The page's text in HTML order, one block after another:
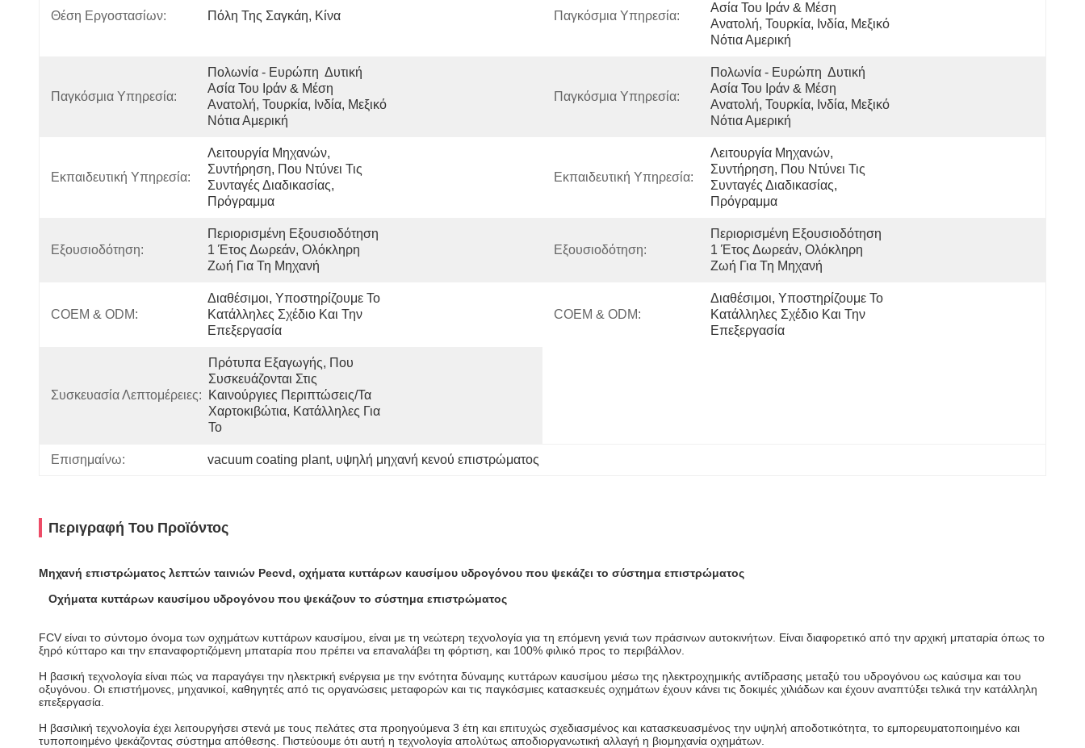
Θέση Εργοστασίων: Πόλη Της Σαγκάη, Κίνα Παγκόσμια Υπηρεσία:
Ασία Του Ιράν & Μέση
Ανατολή, Τουρκία, Ινδία, Μεξικό
Νότια Αμερική
Παγκόσμια Υπηρεσία:
Πολωνία - Ευρώπη  Δυτική
Ασία Του Ιράν & Μέση
Ανατολή, Τουρκία, Ινδία, Μεξικό
Νότια Αμερική
Παγκόσμια Υπηρεσία:
Πολωνία - Ευρώπη  Δυτική
Ασία Του Ιράν & Μέση
Ανατολή, Τουρκία, Ινδία, Μεξικό
Νότια Αμερική
Εκπαιδευτική Υπηρεσία:
Λειτουργία Μηχανών,
Συντήρηση, Που Ντύνει Τις
Συνταγές Διαδικασίας,
Πρόγραμμα
Εκπαιδευτική Υπηρεσία:
Λειτουργία Μηχανών,
Συντήρηση, Που Ντύνει Τις
Συνταγές Διαδικασίας,
Πρόγραμμα
Εξουσιοδότηση:
Περιορισμένη Εξουσιοδότηση
1 Έτος Δωρεάν, Ολόκληρη
Ζωή Για Τη Μηχανή
Εξουσιοδότηση:
Περιορισμένη Εξουσιοδότηση
1 Έτος Δωρεάν, Ολόκληρη
Ζωή Για Τη Μηχανή
COEM & ODM:
Διαθέσιμοι, Υποστηρίζουμε Το
Κατάλληλες Σχέδιο Και Την
Επεξεργασία
COEM & ODM:
Διαθέσιμοι, Υποστηρίζουμε Το
Κατάλληλες Σχέδιο Και Την
Επεξεργασία
Συσκευασία Λεπτομέρειες:
Πρότυπα Εξαγωγής, Που
Συσκευάζονται Στις
Καινούργιες Περιπτώσεις/τα
Χαρτοκιβώτια, Κατάλληλες Για
Το
Επισημαίνω: vacuum coating plant, υψηλή μηχανή κενού επιστρώματος
Περιγραφή Του Προϊόντος
Μηχανή επιστρώματος λεπτών ταινιών Pecvd, οχήματα κυττάρων καυσίμου υδρογόνου που ψεκάζει το σύστημα επιστρώματος
Οχήματα κυττάρων καυσίμου υδρογόνου που ψεκάζουν το σύστημα επιστρώματος
FCV είναι το σύντομο όνομα των οχημάτων κυττάρων καυσίμου, είναι με τη νεώτερη τεχνολογία για τη επόμενη γενιά των πράσινων αυτοκινήτων. Είναι διαφορετικό από την αρχική μπαταρία όπως το
ξηρό κύτταρο και την επαναφορτιζόμενη μπαταρία που πρέπει να επαναλάβει τη φόρτιση, και 100% φιλικό προς το περιβάλλον.
Η βασική τεχνολογία είναι πώς να παραγάγει την ηλεκτρική ενέργεια με την ενότητα δύναμης κυττάρων καυσίμου μέσω της ηλεκτροχημικής αντίδρασης μεταξύ του υδρογόνου ως καύσιμα και του
οξυγόνου. Οι επιστήμονες, μηχανικοί, καθηγητές από τις οργανώσεις μεταφορών και τις παγκόσμιες κατασκευές οχημάτων έχουν κάνει τις δοκιμές χιλιάδων και έχουν αναπτύξει τελικά την κατάλληλη
επεξεργασία.
Η βασιλική τεχνολογία έχει λειτουργήσει στενά με τους πελάτες στα προηγούμενα 3 έτη και επιτυχώς σχεδιασμένος και κατασκευασμένος την υψηλή αποδοτικότητα, το εμπορευματοποιημένο και
τυποποιημένο ψεκάζοντας σύστημα απόθεσης. Πιστεύουμε ότι αυτή η τεχνολογία απολύτως αποδιοργανωτική αλλαγή η βιομηχανία οχημάτων.